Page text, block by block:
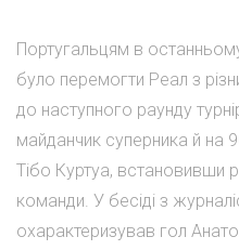
Португальцям в останньому
було перемогти Реал з
до наступного раунду
майданчик суперника й на
Тібо Куртуа, встановивши
команди. У бесіді з
охарактеризував гол